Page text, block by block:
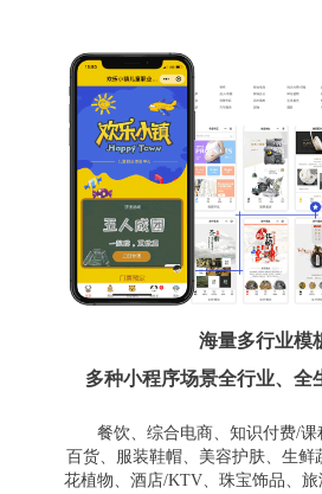
海量多行业模
多种小程序场景全行业、全
餐饮、综合电商、知识付费/课
百货、服装鞋帽、美容护肤、生鲜
花植物、酒店/KTV、珠宝饰品、